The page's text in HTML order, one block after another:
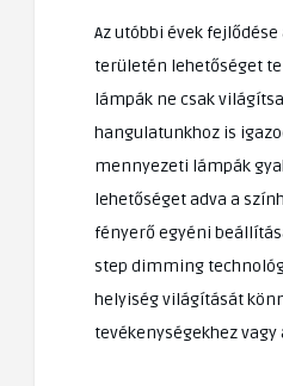
Az utóbbi évek
területén lehetőséget
lámpák ne csak
hangulatunkhoz is
mennyezeti lámpák
lehetőséget adva a
fényerő egyéni
step dimming
helyiség világítását
tevékenységekhez